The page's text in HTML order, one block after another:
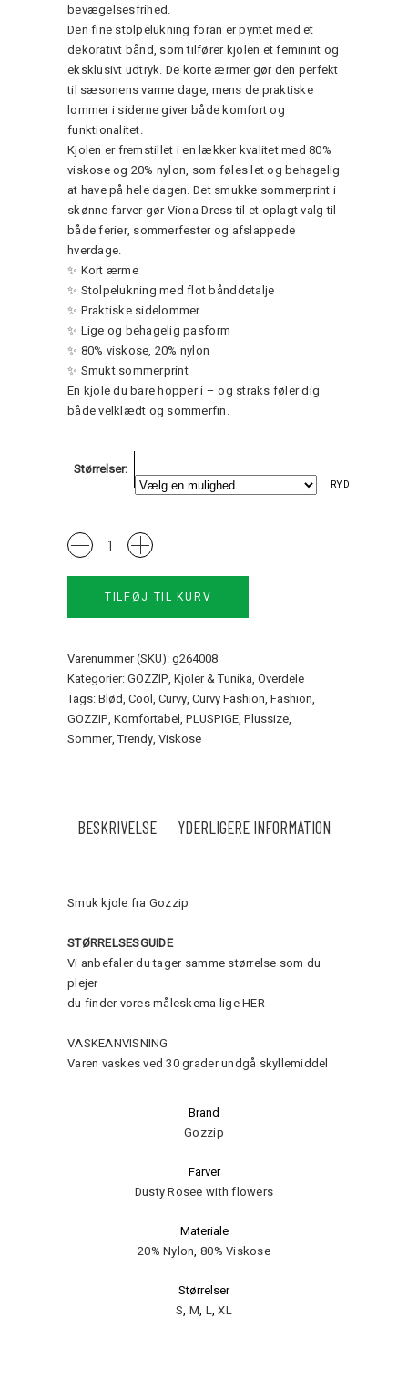
bevægelsesfrihed.
Den fine stolpelukning foran er pyntet med et
dekorativt bånd, som tilfører kjolen et feminint og
eksklusivt udtryk. De korte ærmer gør den perfekt
til sæsonens varme dage, mens de praktiske
lommer i siderne giver både komfort og
funktionalitet.
Kjolen er fremstillet i en lækker kvalitet med 80%
viskose og 20% nylon, som føles let og behagelig
at have på hele dagen. Det smukke sommerprint i
skønne farver gør Viona Dress til et oplagt valg til
både ferier, sommerfester og afslappede
hverdage.
✨ Kort ærme
✨ Stolpelukning med flot bånddetalje
✨ Praktiske sidelommer
✨ Lige og behagelig pasform
✨ 80% viskose, 20% nylon
✨ Smukt sommerprint
En kjole du bare hopper i – og straks føler dig
både velklædt og sommerfin.
Størrelser
RYD
GViona
Dress
Gozzip
quantityTILFØJ TIL KURV
Varenummer (SKU):g264008
Kategorier:GOZZIP, Kjoler & Tunika, Overdele
Tags:Blød, Cool, Curvy, Curvy Fashion, Fashion,
GOZZIP, Komfortabel, PLUSPIGE, Plussize,
Sommer,Trendy, Viskose
BESKRIVELSE YDERLIGERE INFORMATION
Smuk kjole fra Gozzip
STØRRELSESGUIDE
Vi anbefaler du tager samme størrelse som du
plejer
du finder vores måleskema ligeHER
VASKEANVISNING
Varen vaskes ved 30 grader undgå skyllemiddel
Brand
Gozzip
Farver
Dusty Rosee with flowers
Materiale
20% Nylon, 80% Viskose
Størrelser
S, M, L,XL